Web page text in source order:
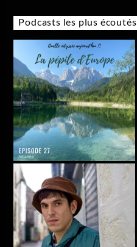
Podcasts les plus écoutés